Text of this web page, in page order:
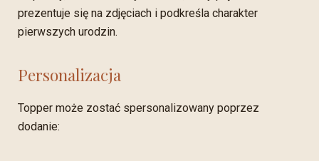
prezentuje się na zdjęciach i podkreśla charakter
pierwszych urodzin.
Personalizacja
Topper może zostać spersonalizowany poprzez
dodanie: